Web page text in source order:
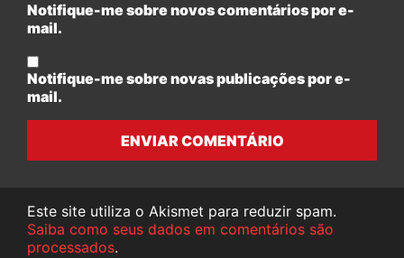
Notifique-me sobre novos comentários por e-
mail.
Notifique-me sobre novas publicações por e-
mail.
ENVIAR COMENTÁRIO
Este site utiliza o Akismet para reduzir spam.
Saiba como seus dados em comentários são
processados.